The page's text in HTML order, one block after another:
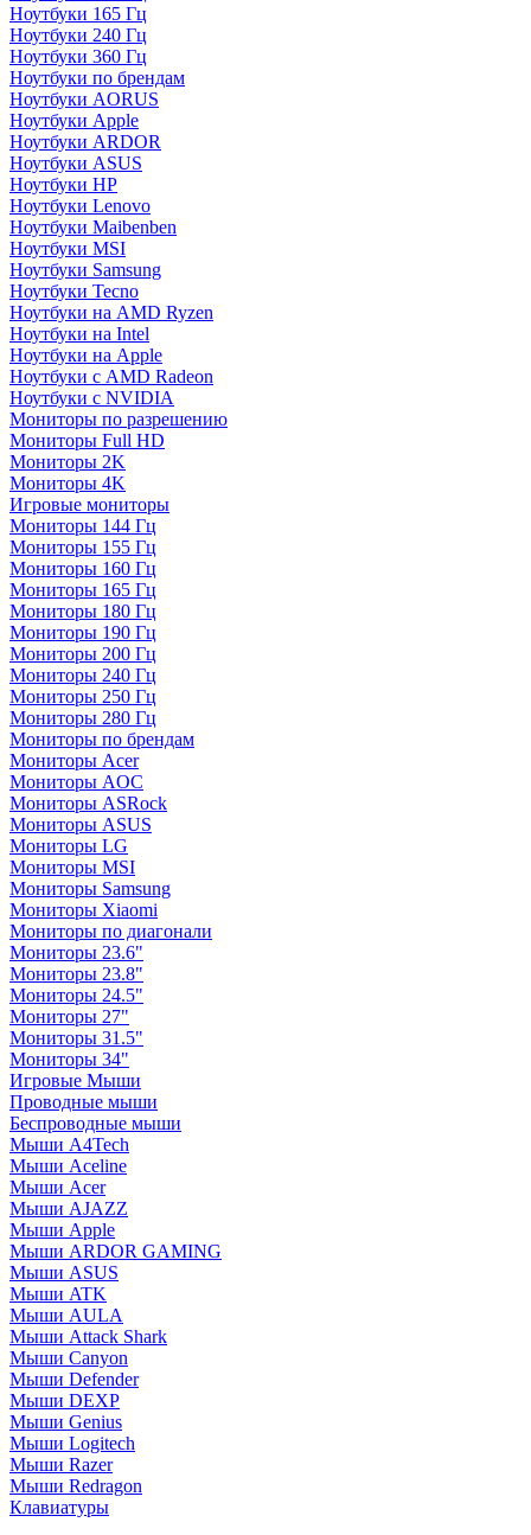
Ноутбуки 165 Гц
Ноутбуки 240 Гц
Ноутбуки 360 Гц
Ноутбуки по брендам
Ноутбуки AORUS
Ноутбуки Apple
Ноутбуки ARDOR
Ноутбуки ASUS
Ноутбуки HP
Ноутбуки Lenovo
Ноутбуки Maibenben
Ноутбуки MSI
Ноутбуки Samsung
Ноутбуки Tecno
Ноутбуки на AMD Ryzen
Ноутбуки на Intel
Ноутбуки на Apple
Ноутбуки с AMD Radeon
Ноутбуки с NVIDIA
Мониторы по разрешению
Мониторы Full HD
Мониторы 2K
Мониторы 4K
Игровые мониторы
Мониторы 144 Гц
Мониторы 155 Гц
Мониторы 160 Гц
Мониторы 165 Гц
Мониторы 180 Гц
Мониторы 190 Гц
Мониторы 200 Гц
Мониторы 240 Гц
Мониторы 250 Гц
Мониторы 280 Гц
Мониторы по брендам
Мониторы Acer
Мониторы AOC
Мониторы ASRock
Мониторы ASUS
Мониторы LG
Мониторы MSI
Мониторы Samsung
Мониторы Xiaomi
Мониторы по диагонали
Мониторы 23.6"
Мониторы 23.8"
Мониторы 24.5"
Мониторы 27"
Мониторы 31.5"
Мониторы 34"
Игровые Мыши
Проводные мыши
Беспроводные мыши
Мыши A4Tech
Мыши Aceline
Мыши Acer
Мыши AJAZZ
Мыши Apple
Мыши ARDOR GAMING
Мыши ASUS
Мыши ATK
Мыши AULA
Мыши Attack Shark
Мыши Canyon
Мыши Defender
Мыши DEXP
Мыши Genius
Мыши Logitech
Мыши Razer
Мыши Redragon
Клавиатуры